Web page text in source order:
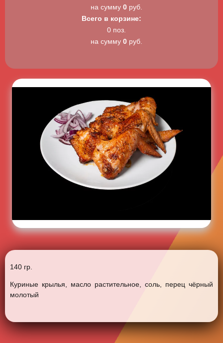
на сумму 0 руб.
Всего в корзине:
0 поз.
на сумму 0 руб.
140 гр.
Куриные крылья, масло растительное, соль, перец чёрный
молотый